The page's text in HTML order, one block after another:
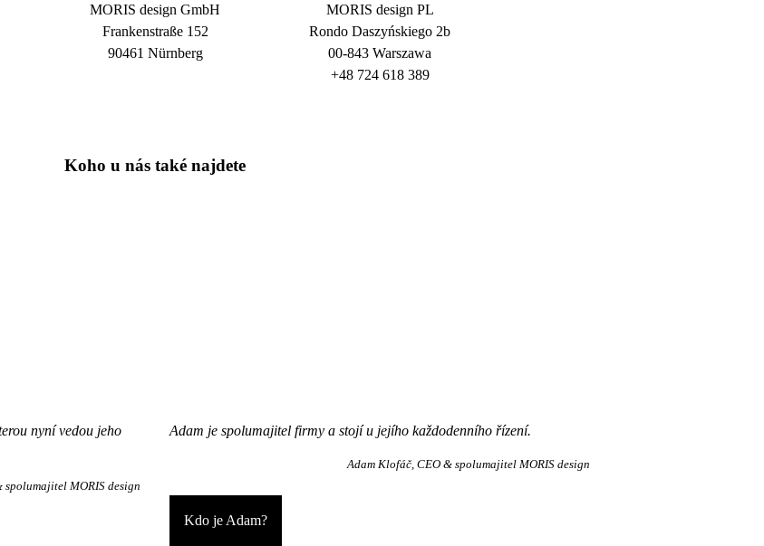
MORIS design GmbH
Frankenstraße 152
90461 Nürnberg
MORIS design PL
Rondo Daszyńskiego 2b
00-843 Warszawa
+48 724 618 389
Koho u nás také najdete
nyní vedou jeho
spolumajitel MORIS design
Adam je spolumajitel firmy a stojí u jejího každodenního řízení.
Adam Klofáč CEO & spolumajitel MORIS design
Kdo je Adam?